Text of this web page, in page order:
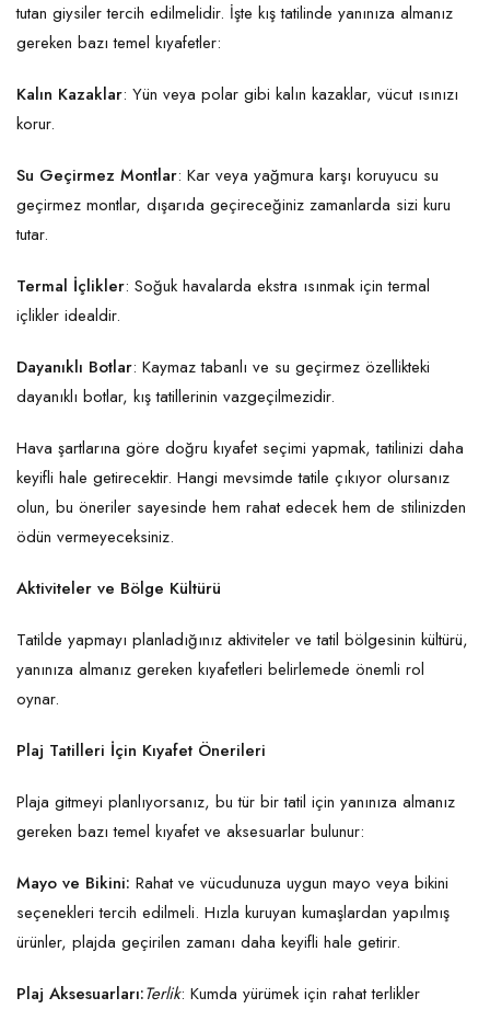
tutan giysiler tercih edilmelidir. İşte kış tatilinde yanınıza almanız
gereken bazı temel kıyafetler:
Kalın Kazaklar: Yün veya polar gibi kalın kazaklar, vücut ısınızı
korur.
Su Geçirmez Montlar: Kar veya yağmura karşı koruyucu su
geçirmez montlar, dışarıda geçireceğiniz zamanlarda sizi kuru
tutar.
Termal İçlikler: Soğuk havalarda ekstra ısınmak için termal
içlikler idealdir.
Dayanıklı Botlar: Kaymaz tabanlı ve su geçirmez özellikteki
dayanıklı botlar, kış tatillerinin vazgeçilmezidir.
Hava şartlarına göre doğru kıyafet seçimi yapmak, tatilinizi daha
keyifli hale getirecektir. Hangi mevsimde tatile çıkıyor olursanız
olun, bu öneriler sayesinde hem rahat edecek hem de stilinizden
ödün vermeyeceksiniz.
Aktiviteler ve Bölge Kültürü
Tatilde yapmayı planladığınız aktiviteler ve tatil bölgesinin kültürü,
yanınıza almanız gereken kıyafetleri belirlemede önemli rol
oynar.
Plaj Tatilleri İçin Kıyafet Önerileri
Plaja gitmeyi planlıyorsanız, bu tür bir tatil için yanınıza almanız
gereken bazı temel kıyafet ve aksesuarlar bulunur:
Mayo ve Bikini: Rahat ve vücudunuza uygun mayo veya bikini
seçenekleri tercih edilmeli. Hızla kuruyan kumaşlardan yapılmış
ürünler, plajda geçirilen zamanı daha keyifli hale getirir.
Plaj Aksesuarları:Terlik: Kumda yürümek için rahat terlikler